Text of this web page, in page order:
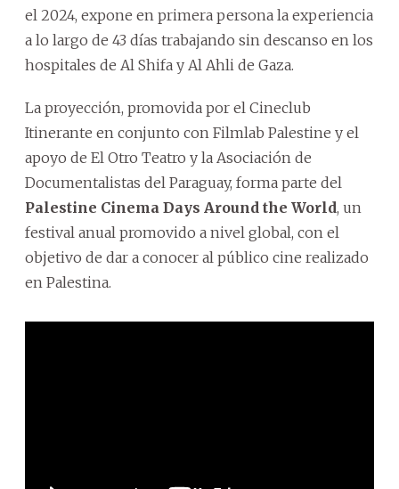
el 2024, expone en primera persona la experiencia
a lo largo de 43 días trabajando sin descanso en los
hospitales de Al Shifa y Al Ahli de Gaza.
La proyección, promovida por el Cineclub
Itinerante en conjunto con Filmlab Palestine y el
apoyo de El Otro Teatro y la Asociación de
Documentalistas del Paraguay, forma parte del
Palestine Cinema Days Around the World, un
festival anual promovido a nivel global, con el
objetivo de dar a conocer al público cine realizado
en Palestina.